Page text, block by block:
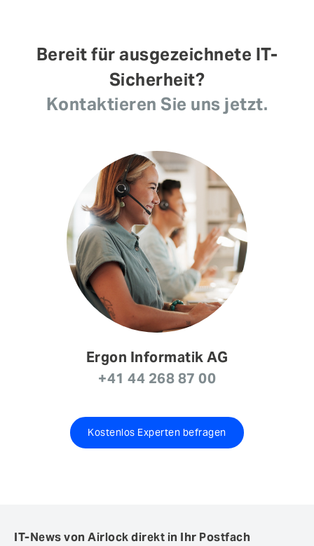
Bereit für ausgezeichnete IT-
Sicherheit?
Kontaktieren Sie uns jetzt.
Ergon Informatik AG
+41 44 268 87 00
Kostenlos Experten befragen
IT-News von Airlock direkt in Ihr Postfach